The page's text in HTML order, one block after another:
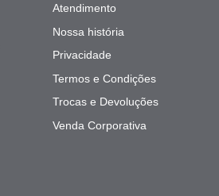
Atendimento
Nossa história
Privacidade
Termos e Condições
Trocas e Devoluções
Venda Corporativa